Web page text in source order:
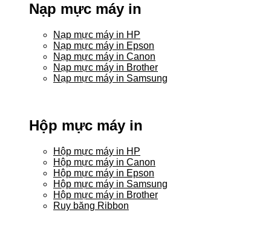
Nạp mực máy in
Nạp mực máy in HP
Nạp mực máy in Epson
Nạp mực máy in Canon
Nạp mực máy in Brother
Nạp mực máy in Samsung
Hộp mực máy in
Hộp mực máy in HP
Hộp mực máy in Canon
Hộp mực máy in Epson
Hộp mực máy in Samsung
Hộp mực máy in Brother
Ruy băng Ribbon